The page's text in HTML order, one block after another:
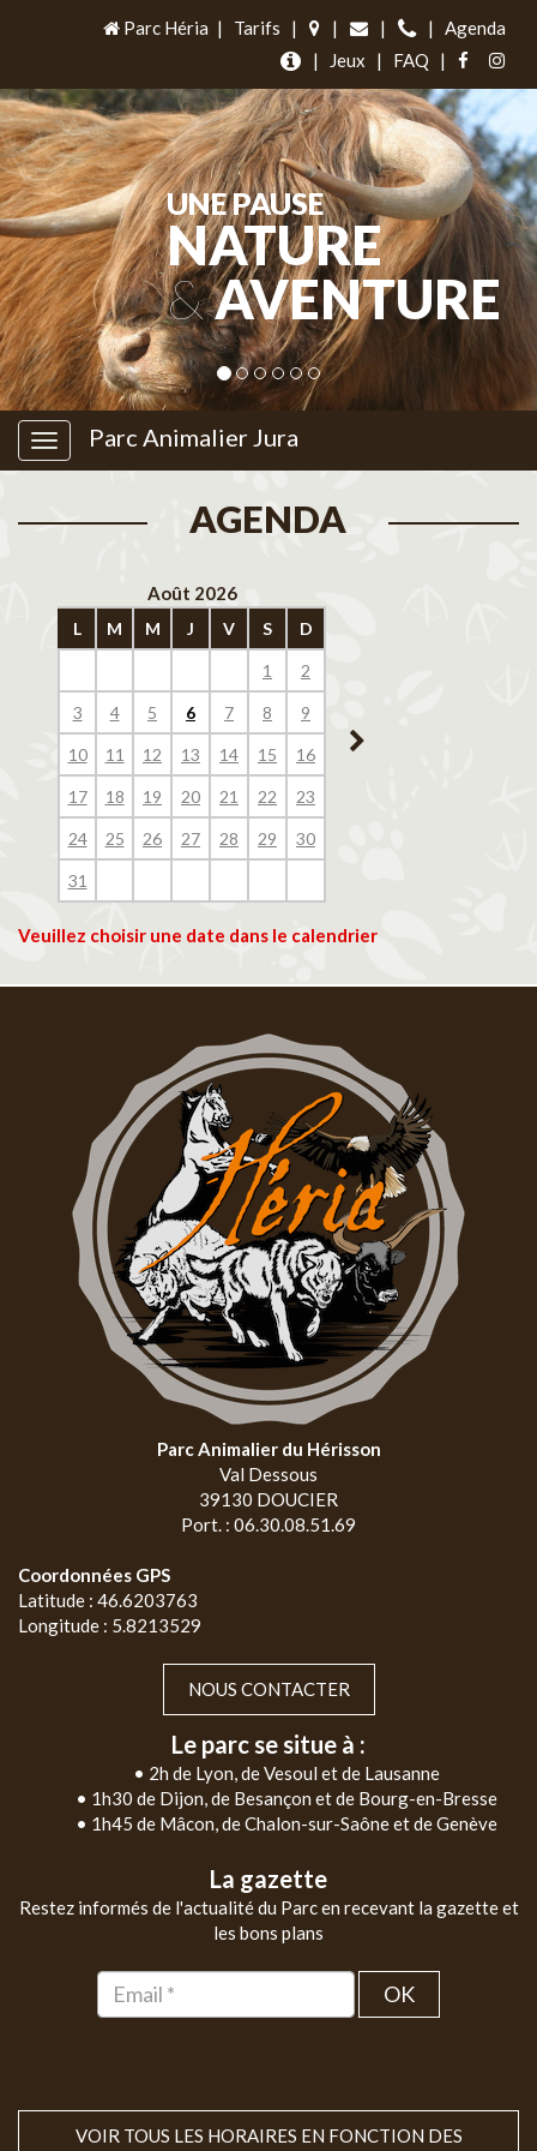
Parc Héria | Tarifs | | | |
Agenda
|
Jeux | FAQ |
UNE PAUSE
NATURE
&AVENTURE
Parc Animalier Jura
AGENDA
Août 2026
L M M J V S D
1 2
3 4 5 6 7 8 9
10 11 12 13 14 15 16
17 18 19 20 21 22 23
24 25 26 27 28 29 30
31
14
Veuillez choisir une date dans le calendrier
Parc Animalier du Hérisson
Val Dessous
39130 DOUCIER
Port. : 06.30.08.51.69
Coordonnées GPS
Latitude : 46.6203763
Longitude : 5.8213529
NOUS CONTACTER
Le parc se situe à :
• 2h de Lyon, de Vesoul et de Lausanne
• 1h30 de Dijon, de Besançon et de Bourg-en-Bresse
• 1h45 de Mâcon, de Chalon-sur-Saône et de Genève
La gazette
Restez informés de l'actualité du Parc en recevant la gazette et
les bons plans
OK
VOIR TOUS LES HORAIRES EN FONCTION DES